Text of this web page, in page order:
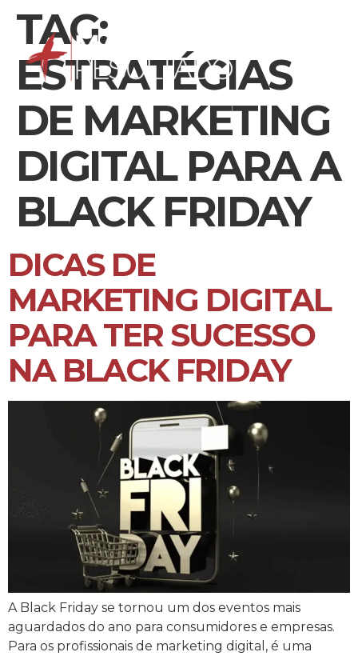
TAG:
ESTRATÉGIAS
DE MARKETING
DIGITAL PARA A
BLACK FRIDAY
DICAS DE
MARKETING DIGITAL
PARA TER SUCESSO
NA BLACK FRIDAY
A Black Friday se tornou um dos eventos mais
aguardados do ano para consumidores e empresas.
Para os profissionais de marketing digital, é uma